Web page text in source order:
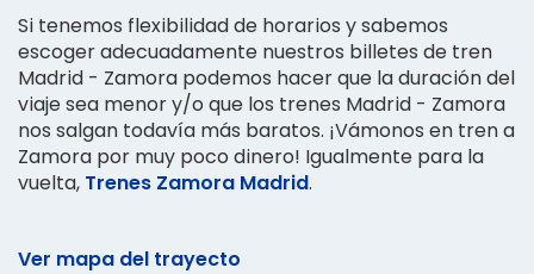
Si tenemos flexibilidad de horarios y sabemos
escoger adecuadamente nuestros billetes de tren
Madrid - Zamora podemos hacer que la duración del
viaje sea menor y/o que los trenes Madrid - Zamora
nos salgan todavía más baratos. ¡Vámonos en tren a
Zamora por muy poco dinero! Igualmente para la
vuelta, Trenes Zamora Madrid.
Ver mapa del trayecto